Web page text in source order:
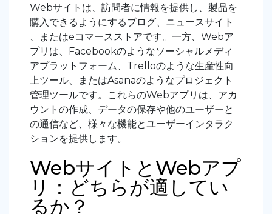
Webサイトは、訪問者に情報を提供し、製品を
購入できるようにするブログ、ニュースサイト
、またはeコマースストアです。一方、Webア
プリは、Facebookのようなソーシャルメディ
アプラットフォーム、Trelloのような生産性向
上ツール、またはAsanaのようなプロジェクト
管理ツールです。これらのWebアプリは、アカ
ウントの作成、データの保存や他のユーザーと
の通信など、様々な機能とユーザーインタラク
ションを提供します。
WebサイトとWebアプ
リ：どちらが適してい
るか？